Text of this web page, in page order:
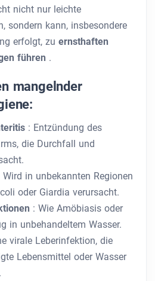
nicht nur leichte
sondern kann, insbesondere
erfolgt, zu ernsthaften
führen .
mangelnder
: Entzündung des
die Durchfall und
Wird in unbekannten Regionen
oder Giardia verursacht.
: Wie Amöbiasis oder
in unbehandeltem Wasser.
virale Leberinfektion, die
Lebensmittel oder Wasser